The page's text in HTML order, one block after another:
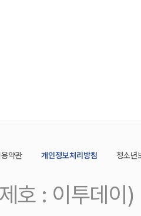
용약관 개인정보처리방침 청소년
호 : 이투데